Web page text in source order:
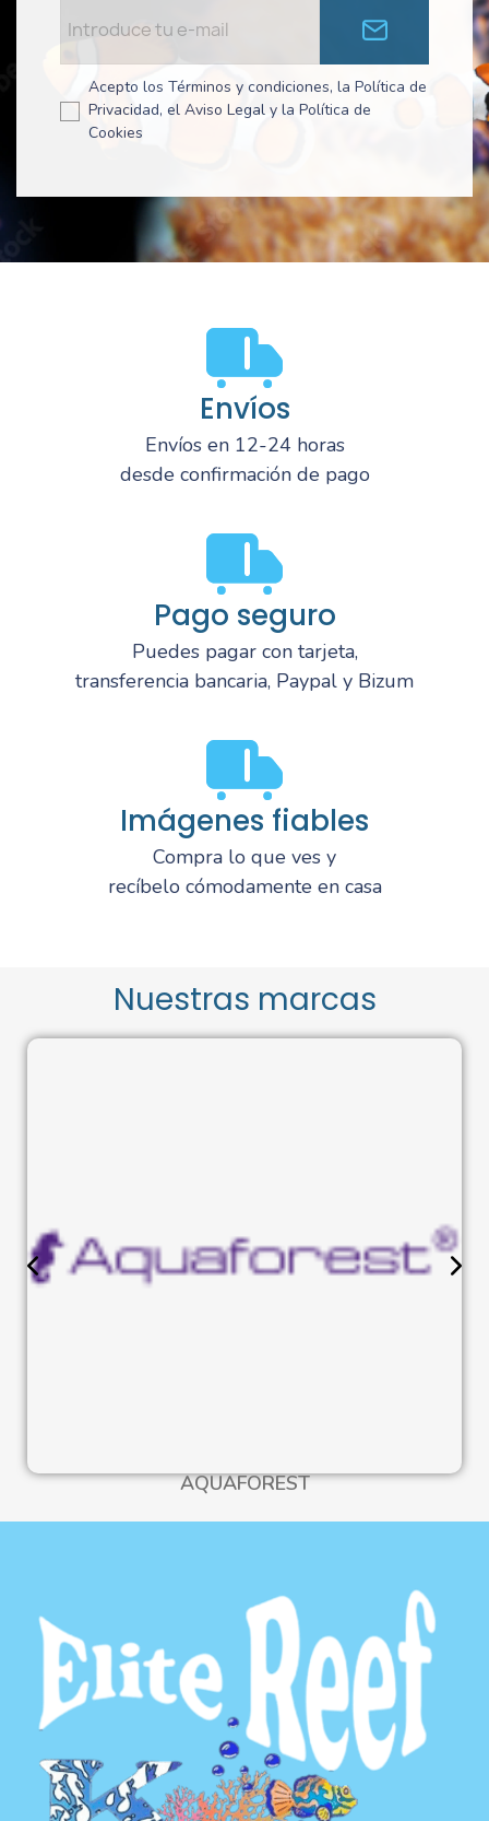
Acepto los Términos y condiciones, la Política de
Privacidad, el Aviso Legal y la Política de
Cookies
Envíos
Envíos en 12-24 horas
desde confirmación de pago
Pago seguro
Puedes pagar con tarjeta,
transferencia bancaria, Paypal y Bizum
Imágenes fiables
Compra lo que ves y
recíbelo cómodamente en casa
Nuestras marcas
AQUAFOREST